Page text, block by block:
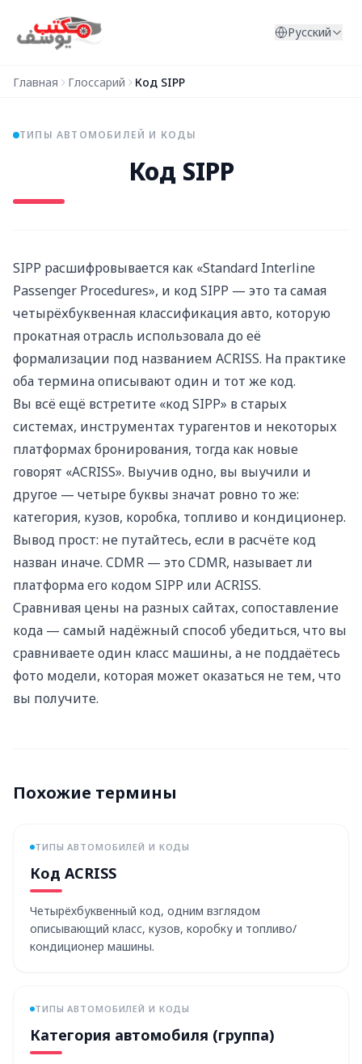
Русский
Главная Глоссарий Код SIPP
ТИПЫ АВТОМОБИЛЕЙ И КОДЫ
Код SIPP
SIPP расшифровывается как «Standard Interline
Passenger Procedures», и код SIPP — это та самая
четырёхбуквенная классификация авто, которую
прокатная отрасль использовала до её
формализации под названием ACRISS. На практике
оба термина описывают один и тот же код.
Вы всё ещё встретите «код SIPP» в старых
системах, инструментах турагентов и некоторых
платформах бронирования, тогда как новые
говорят «ACRISS». Выучив одно, вы выучили и
другое — четыре буквы значат ровно то же:
категория, кузов, коробка, топливо и кондиционер.
Вывод прост: не путайтесь, если в расчёте код
назван иначе. CDMR — это CDMR, называет ли
платформа его кодом SIPP или ACRISS.
Сравнивая цены на разных сайтах, сопоставление
кода — самый надёжный способ убедиться, что вы
сравниваете один класс машины, а не поддаётесь
фото модели, которая может оказаться не тем, что
вы получите.
Похожие термины
ТИПЫ АВТОМОБИЛЕЙ И КОДЫ
Код ACRISS
Четырёхбуквенный код, одним взглядом
описывающий класс, кузов, коробку и топливо/
кондиционер машины.
ТИПЫ АВТОМОБИЛЕЙ И КОДЫ
Категория автомобиля (группа)